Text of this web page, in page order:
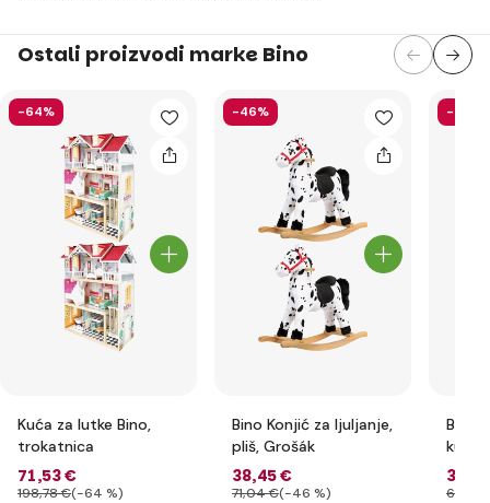
Ostali proizvodi marke Bino
-64%
Kuća za lutke Bino,
trokatnica
71,53 €
198,78 €(-64 %)
-46%
Bino Konjić za ljuljanje,
pliš, Grošák
38,45 €
71,04 €(-46 %)
-46%
Bino
33
60